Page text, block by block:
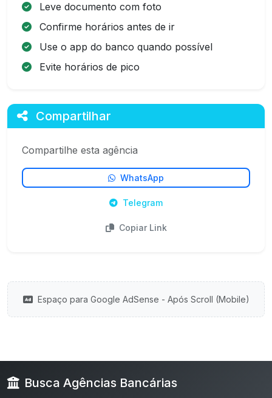
Leve documento com foto
Confirme horários antes de ir
Use o app do banco quando possível
Evite horários de pico
Compartilhar
Compartilhe esta agência
WhatsApp
Telegram
Copiar Link
Espaço para Google AdSense - Após Scroll (Mobile)
Busca Agências Bancárias